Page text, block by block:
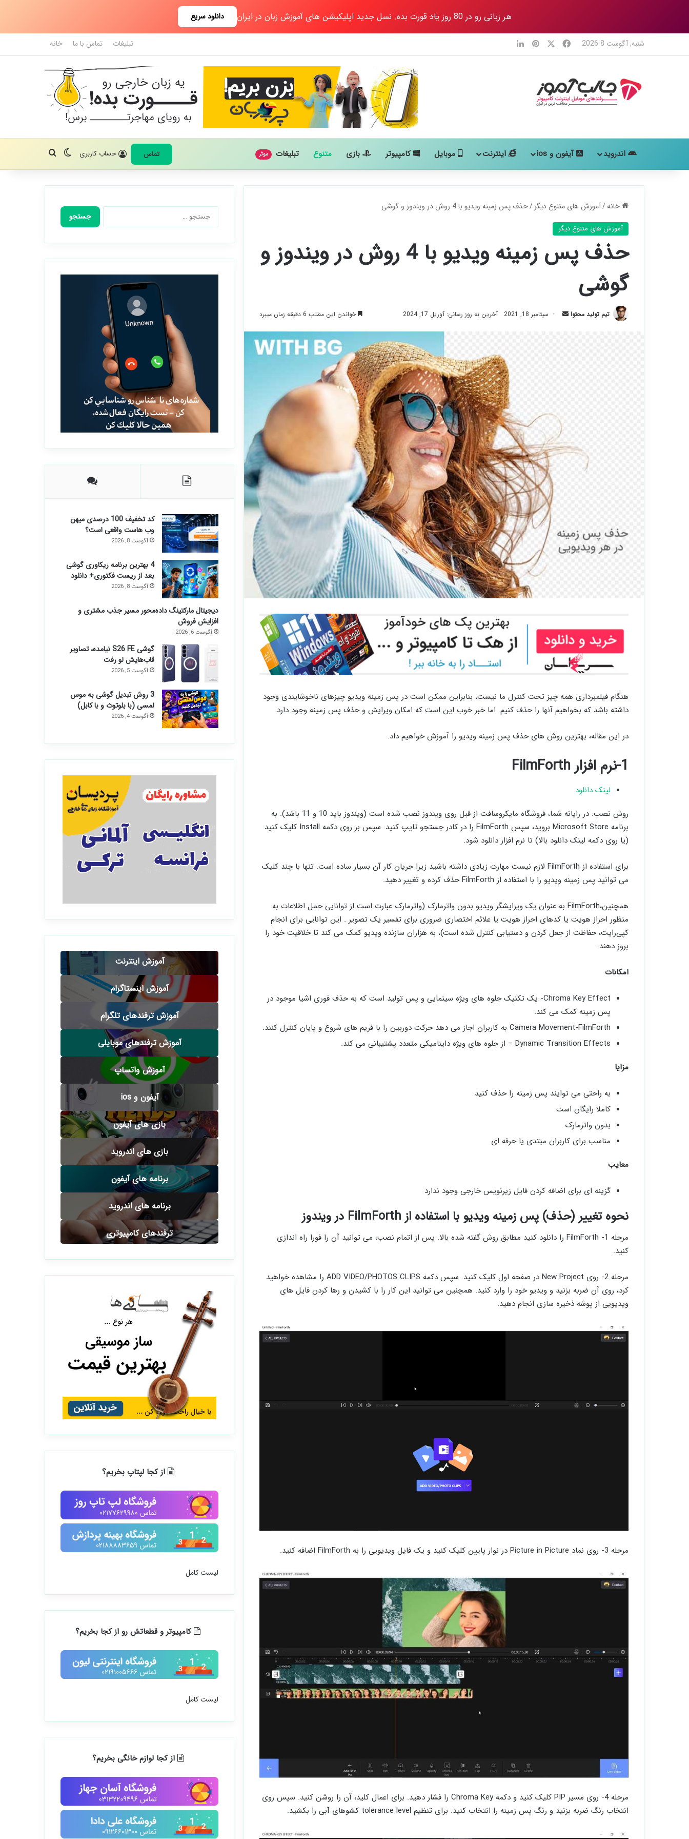
هر زبانی رو در 80 روز یادقورت بده. نسل جدید اپلیکیشن های آموزش زبان در ایران دانلود سریع
شنبه, آگوست 8 2026 فیس بوک‫پین‌ترست
لینکدین تبلیغات تماس با ما خانه
اندروید آیفون و ios اینترنت موبایل کامپیوتر بازی متنوع تبلیغات موثر تماس حساب کاربری تغییر پوسته
جستجو برای
خانه/آموزش های متنوع دیگر /حذف پس زمینه ویدیو با 4 روش در ویندوز و گوشی
آموزش های متنوع دیگر
حذف پس زمینه ویدیو با 4 روش در ویندوز و
گوشی
تیم تولید محتوا
ارسال سپتامبر 18, 2021 آخرین به روز رسانی: آوریل 17, 2024 خواندن این مطلب 6 دقیقه زمان میبرد
هنگام فیلمبرداری همه چیز تحت کنترل ما نیست، بنابراین ممکن است در پس زمینه ویدیو چیزهای ناخوشایندی وجود
داشته باشد که بخواهیم آنها را حذف کنیم. اما خبر خوب این است که امکان ویرایش و حذف پس زمینه وجود دارد.
در این مقاله، بهترین روش های حذف پس زمینه ویدیو را آموزش خواهیم داد.
1-نرم افزار FilmForth
لینک دانلود
روش نصب: در رایانه شما، فروشگاه مایکروسافت از قبل روی ویندوز نصب شده است (ویندوز باید 10 و 11 باشد). به
برنامه Microsoft Store بروید، سپس FilmForth را در کادر جستجو تایپ کنید. سپس بر روی دکمه Install کلیک کنید
(یا روی دکمه لینک دانلود بالا) تا نرم افزار دانلود شود.
برای استفاده از FilmForth لازم نیست مهارت زیادی داشته باشید زیرا جریان کار آن بسیار ساده است. تنها با چند کلیک
می توانید پس زمینه ویدیو را با استفاده از FilmForth حذف کرده و تغییر دهید.
همچنین،FilmForth به عنوان یک ویرایشگر ویدیو بدون واترمارک (واترمارک عبارت است از توانایی حمل اطلاعات به‌
منظور احراز هویت یا کدهای احراز هویت یا علائم اختصاری ضروری برای تفسیر یک تصویر . این توانایی برای انجام
کپی‌رایت، حفاظت از جعل ‌کردن و دستیابی کنترل ‌شده است)، به هزاران سازنده ویدیو کمک می کند تا خلاقیت خود را
بروز دهند.
امکانات
Chroma Key Effect- یک تکنیک جلوه های ویژه سینمایی و پس تولید است که به حذف فوری اشیا موجود در
پس زمینه کمک می کند.
Camera Movement-FilmForth به کاربران اجاز می دهد حرکت دوربین را با فریم های شروع و پایان کنترل کنند.
Dynamic Transition Effects – از جلوه های ویژه داینامیکی متعدد پشتیبانی می کند.
مزایا
به راحتی می توایند پس زمینه را حذف کنید
کاملا رایگان است
بدون واترمارک
مناسب برای کاربران مبتدی یا حرفه ای
معایب
گزینه ای برای اضافه کردن فایل زیرنویس خارجی وجود ندارد
نحوه تغییر (حذف) پس زمینه ویدیو با استفاده از FilmForth در ویندوز
مرحله 1- FilmForth را دانلود کنید مطابق روش گفته شده بالا. پس از اتمام نصب، می توانید آن را فورا راه اندازی
کنید.
مرحله 2- روی New Project در صفحه اول کلیک کنید. سپس دکمه ADD VIDEO/PHOTOS CLIPS را مشاهده خواهید
کرد، روی آن ضربه بزنید و ویدیو خود را وارد کنید. همچنین می توانید این کار را با کشیدن و رها کردن فایل های
ویدیویی از پوشه ذخیره سازی انجام دهید.
مرحله 3- روی نماد Picture in Picture در نوار پایین کلیک کنید و یک فایل ویدیویی را به FilmForth اضافه کنید.
مرحله 4- روی مسیر PIP کلیک کنید و دکمه Chroma Key را فشار دهید. برای اعمال کلید، آن را روشن کنید. سپس روی
انتخاب رنگ ضربه بزنید و رنگ پس زمینه را انتخاب کنید. برای تنظیم tolerance level کشوهای آبی را بکشید.
جستجو
برای:
کد تخفیف 100 درصدی میهن
وب هاست واقعی است؟
آگوست 8, 2026
4 بهترین برنامه ریکاوری گوشی
بعد از ریست فکتوری+ دانلود
آگوست 8, 2026
دیجیتال مارکتینگ داده‌محور مسیر جذب مشتری و
افزایش فروش
آگوست 6, 2026
گوشی S26 FE نیامده، تصاویر
قاب‌هایش لو رفت
آگوست 5, 2026
3 روش تبدیل گوشی به موس
لمسی (با بلوتوث و با کابل)
آگوست 4, 2026
آموزش اینترنت
آموزش اینستاگرام
آموزش ترفندهای تلگرام
آموزش ترفندهای موبایلی
آموزش واتساپ
آیفون و ios
بازی های آیفون
بازی های اندروید
برنامه های آیفون
برنامه های اندروید
ترفندهای کامپیوتری
از کجا لپتاپ بخریم؟
لیست کامل
کامپیوتر و قطعاتش رو از کجا بخریم؟
لیست کامل
از کجا لوازم خانگی بخریم؟